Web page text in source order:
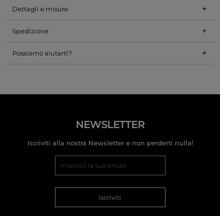
Dettagli e misure +
Spedizione +
Possiamo aiutarti? +
NEWSLETTER
Iscriviti alla nostra Newsletter e non perderti nulla!
Iscriviti